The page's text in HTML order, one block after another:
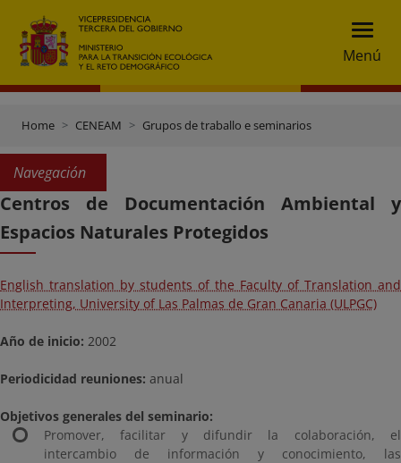
Menú
Home CENEAM Grupos de traballo e seminarios
Navegación
Centros de Documentación Ambiental y
Espacios Naturales Protegidos
English translation by students of the Faculty of Translation and
Interpreting, University of Las Palmas de Gran Canaria (ULPGC)
Año de inicio: 2002
Periodicidad reuniones: anual
Objetivos generales del seminario:
Promover, facilitar y difundir la colaboración, el
intercambio de información y conocimiento, las